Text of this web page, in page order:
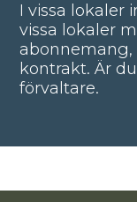
I vissa lokaler
vissa lokaler
kontrakt. Är
förvaltare.